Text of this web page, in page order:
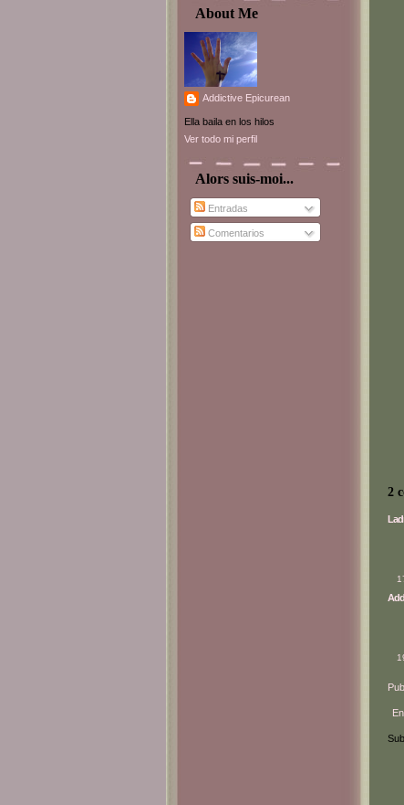
About Me
Addictive Epicurean
Ella baila en los hilos
Ver todo mi perfil
Alors suis-moi...
Entradas
Comentarios
2